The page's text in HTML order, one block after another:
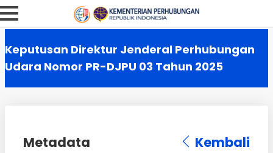
Keputusan Direktur Jenderal Perhubungan
Udara Nomor PR-DJPU 03 Tahun 2025
Metadata Kembali